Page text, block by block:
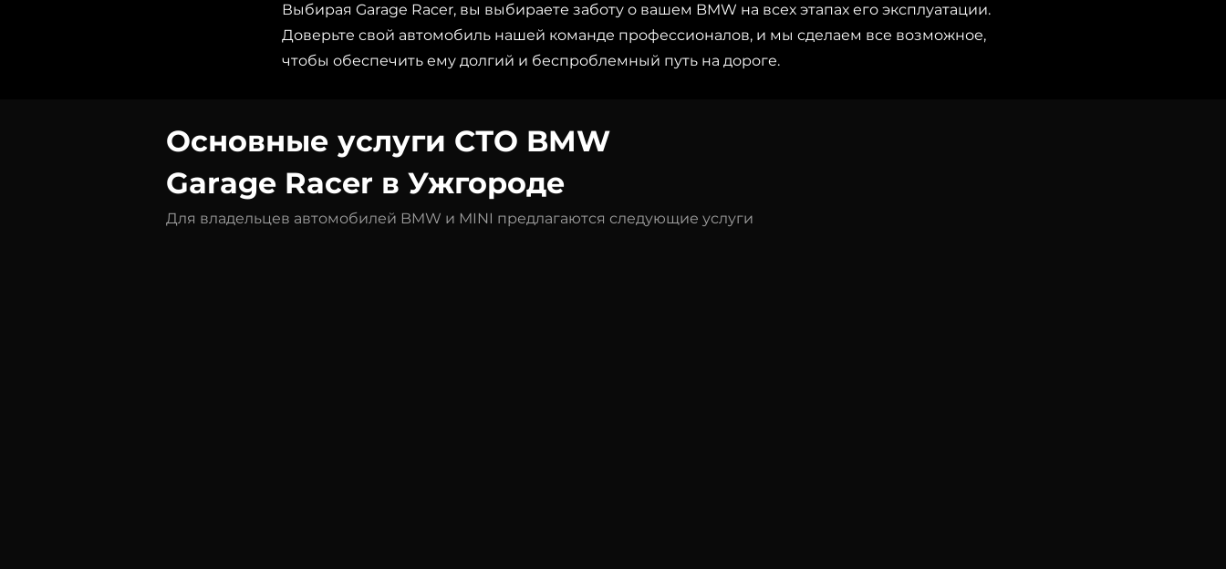
Выбирая Garage Racer, вы выбираете заботу о вашем BMW на всех этапах его эксплуатации.
Доверьте свой автомобиль нашей команде профессионалов, и мы сделаем все возможное,
чтобы обеспечить ему долгий и беспроблемный путь на дороге.
Основные услуги СТО BMW
Garage Racer в Ужгороде
Для владельцев автомобилей BMW и MINI предлагаются следующие услуги